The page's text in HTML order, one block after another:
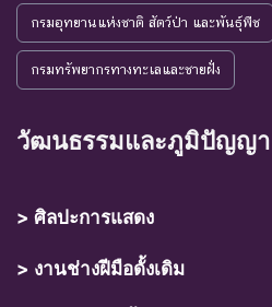
กรมอุทยานแห่งชาติ สัตว์ป่า และพันธุ์พืช
กรมทรัพยากรทางทะเลและชายฝั่ง
วัฒนธรรมและภูมิปัญญา
> ศิลปะการแสดง
> งานช่างฝีมือดั้งเดิม